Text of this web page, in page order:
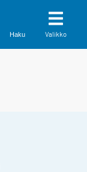
Haku Valikko